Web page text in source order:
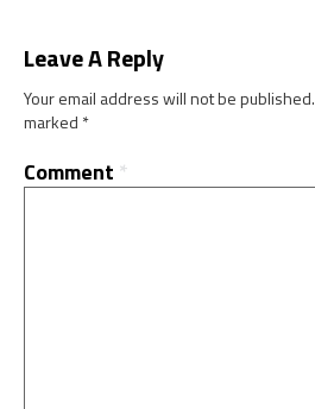
Leave A Reply
Your email address will not be published.
marked *
Comment *